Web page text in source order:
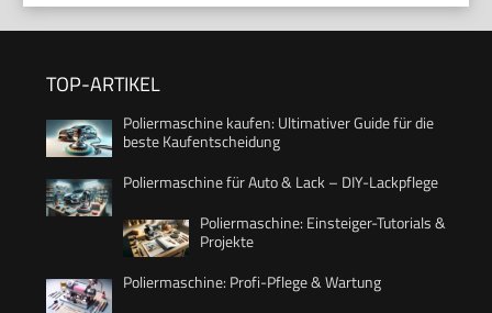
TOP-ARTIKEL
Poliermaschine kaufen: Ultimativer Guide für die
beste Kaufentscheidung
Poliermaschine für Auto & Lack – DIY-Lackpflege
Poliermaschine: Einsteiger-Tutorials &
Projekte
Poliermaschine: Profi-Pflege & Wartung